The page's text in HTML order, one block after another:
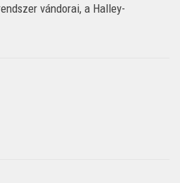
vándorai, a Halley-